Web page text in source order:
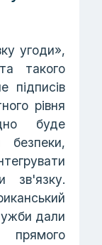
угоди»,
такого
підписів
рівня
буде
безпеки,
зв'язку.
дали